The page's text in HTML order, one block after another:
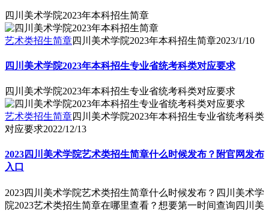
四川美术学院2023年本科招生简章
艺术类招生简章四川美术学院2023年本科招生简章2023/1/10
四川美术学院2023年本科招生专业省统考科类对应要求
四川美术学院2023年本科招生专业省统考科类对应要求
艺术类招生简章四川美术学院2023年本科招生专业省统考科类
对应要求2022/12/13
2023四川美术学院艺术类招生简章什么时候发布？附官网发布
入口
2023四川美术学院艺术类招生简章什么时候发布？四川美术学
院2023艺术类招生简章在哪里查看？想要第一时间查询四川美